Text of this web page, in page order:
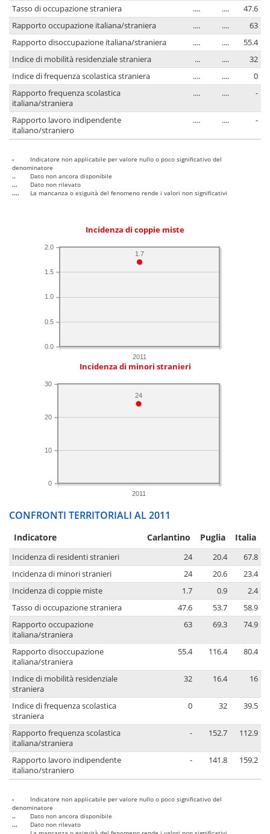
Tasso di occupazione straniera
.... ....
47.6
Rapporto occupazione italiana/straniera
.... ....
63
Rapporto disoccupazione italiana/straniera
.... ....
55.4
Indice di mobilità residenziale straniera
... ....
32
Indice di frequenza scolastica straniera
.... ....
0
Rapporto frequenza scolastica
italiana/straniera
.... .... -
Rapporto lavoro indipendente
italiano/straniero
.... .... -
-
Indicatore non applicabile per valore nullo o poco significativo del
denominatore
..
Dato non ancora disponibile
...
Dato non rilevato
....
La mancanza o esiguità del fenomeno rende i valori non significativi
Incidenza di coppie miste
2011
0.0
0.5
1.0
1.5
2.0
1.7
Incidenza di minori stranieri
2011
0
10
20
30
24
CONFRONTI TERRITORIALI AL 2011
Indicatore Carlantino Puglia Italia
Incidenza di residenti stranieri 24 20.4
67.8
Incidenza di minori stranieri
24 20.6
23.4
Incidenza di coppie miste
1.7 0.9
2.4
Tasso di occupazione straniera
47.6 53.7
58.9
Rapporto occupazione
italiana/straniera
63 69.3 74.9
Rapporto disoccupazione
italiana/straniera
55.4 116.4 80.4
Indice di mobilità residenziale
straniera
32 16.4 16
Indice di frequenza scolastica
straniera
0 32 39.5
Rapporto frequenza scolastica
italiana/straniera
- 152.7 112.9
Rapporto lavoro indipendente
italiano/straniero
- 141.8 159.2
-
Indicatore non applicabile per valore nullo o poco significativo del
denominatore
..
Dato non ancora disponibile
...
Dato non rilevato